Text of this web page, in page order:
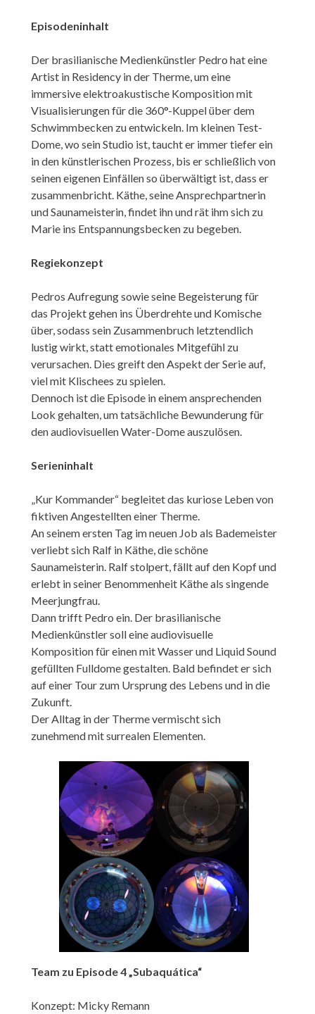
Episodeninhalt
Der brasilianische Medienkünstler Pedro hat eine
Artist in Residency in der Therme, um eine
immersive elektroakustische Komposition mit
Visualisierungen für die 360°-Kuppel über dem
Schwimmbecken zu entwickeln. Im kleinen Test-
Dome, wo sein Studio ist, taucht er immer tiefer ein
in den künstlerischen Prozess, bis er schließlich von
seinen eigenen Einfällen so überwältigt ist, dass er
zusammenbricht. Käthe, seine Ansprechpartnerin
und Saunameisterin, findet ihn und rät ihm sich zu
Marie ins Entspannungsbecken zu begeben.
Regiekonzept
Pedros Aufregung sowie seine Begeisterung für
das Projekt gehen ins Überdrehte und Komische
über, sodass sein Zusammenbruch letztendlich
lustig wirkt, statt emotionales Mitgefühl zu
verursachen. Dies greift den Aspekt der Serie auf,
viel mit Klischees zu spielen.
Dennoch ist die Episode in einem ansprechenden
Look gehalten, um tatsächliche Bewunderung für
den audiovisuellen Water-Dome auszulösen.
Serieninhalt
„Kur Kommander“ begleitet das kuriose Leben von
fiktiven Angestellten einer Therme.
An seinem ersten Tag im neuen Job als Bademeister
verliebt sich Ralf in Käthe, die schöne
Saunameisterin. Ralf stolpert, fällt auf den Kopf und
erlebt in seiner Benommenheit Käthe als singende
Meerjungfrau.
Dann trifft Pedro ein. Der brasilianische
Medienkünstler soll eine audiovisuelle
Komposition für einen mit Wasser und Liquid Sound
gefüllten Fulldome gestalten. Bald befindet er sich
auf einer Tour zum Ursprung des Lebens und in die
Zukunft.
Der Alltag in der Therme vermischt sich
zunehmend mit surrealen Elementen.
Team zu Episode 4 „Subaquática“
Konzept: Micky Remann